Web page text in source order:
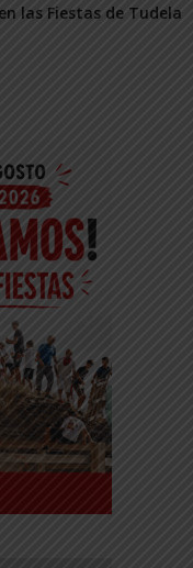
las Fiestas de Tudela